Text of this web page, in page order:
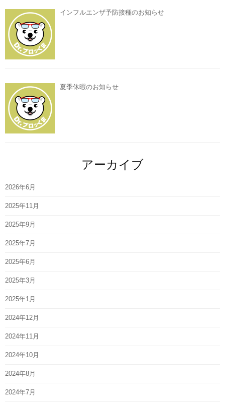
インフルエンザ予防接種のお知らせ
夏季休暇のお知らせ
アーカイブ
2026年6月
2025年11月
2025年9月
2025年7月
2025年6月
2025年3月
2025年1月
2024年12月
2024年11月
2024年10月
2024年8月
2024年7月